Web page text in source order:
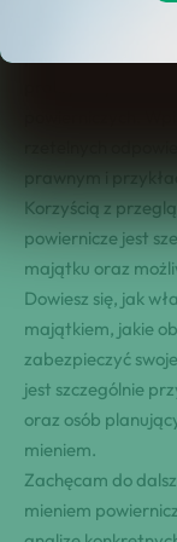
Częste pytania
powierniczym a
prawnym i
Korzyścią z
powiernicze jest
majątku oraz
Dowiesz się, jak
majątkiem, jakie
zabezpieczyć
jest szczególnie
oraz osób
mieniem.
Zachęcam do
mieniem